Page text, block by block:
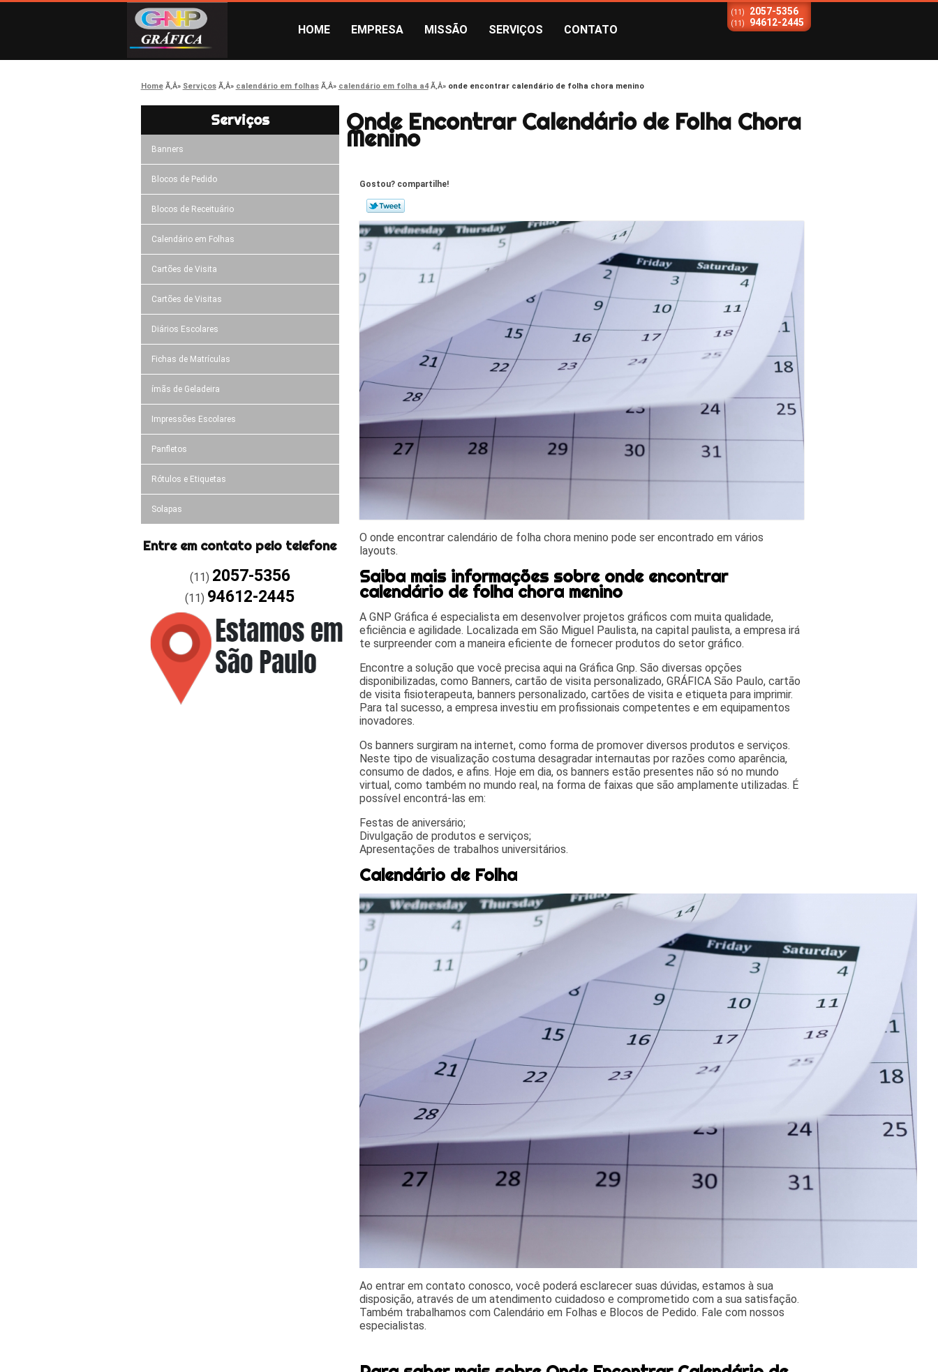
HOME EMPRESA MISSÃO SERVIÇOS CONTATO
(11) 2057-5356
(11) 94612-2445
Home Serviços calendário em folhas calendário em folha a4 onde encontrar calendário de folha chora menino
Serviços
Banners
Blocos de Pedido
Blocos de Receituário
Calendário em Folhas
Cartões de Visita
Cartões de Visitas
Diários Escolares
Fichas de Matrículas
ímãs de Geladeira
Impressões Escolares
Panfletos
Rótulos e Etiquetas
Solapas
Entre em contato pelo telefone
(11) 2057-5356
(11) 94612-2445
Onde Encontrar Calendário de Folha Chora
Menino
Gostou? compartilhe!
O onde encontrar calendário de folha chora menino pode ser encontrado em vários
layouts.
Saiba mais informações sobre onde encontrar
calendário de folha chora menino
A GNP Gráfica é especialista em desenvolver projetos gráficos com muita qualidade,
eficiência e agilidade. Localizada em São Miguel Paulista, na capital paulista, a empresa irá
te surpreender com a maneira eficiente de fornecer produtos do setor gráfico.
Encontre a solução que você precisa aqui na Gráfica Gnp. São diversas opções
disponibilizadas, como Banners, cartão de visita personalizado, GRÁFICA São Paulo, cartão
de visita fisioterapeuta, banners personalizado, cartões de visita e etiqueta para imprimir.
Para tal sucesso, a empresa investiu em profissionais competentes e em equipamentos
inovadores.
Os banners surgiram na internet, como forma de promover diversos produtos e serviços.
Neste tipo de visualização costuma desagradar internautas por razões como aparência,
consumo de dados, e afins. Hoje em dia, os banners estão presentes não só no mundo
virtual, como também no mundo real, na forma de faixas que são amplamente utilizadas. É
possível encontrá-las em:
Festas de aniversário;
Divulgação de produtos e serviços;
Apresentações de trabalhos universitários.
Calendário de Folha
Ao entrar em contato conosco, você poderá esclarecer suas dúvidas, estamos à sua
disposição, através de um atendimento cuidadoso e comprometido com a sua satisfação.
Também trabalhamos com Calendário em Folhas e Blocos de Pedido. Fale com nossos
especialistas.